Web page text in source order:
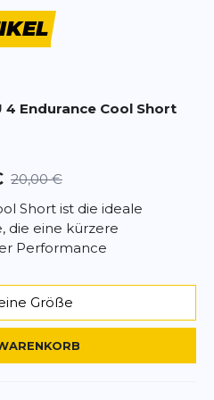
3-Lagen-Konstruktion
Passform
Cool Short sind perfekt
die eine leichte,
Kurzsocke
geschützt – es gelten die
4 Endurance Cool Short
20,00 €
Short ist die ideale
die eine kürzere
Performance
Größe